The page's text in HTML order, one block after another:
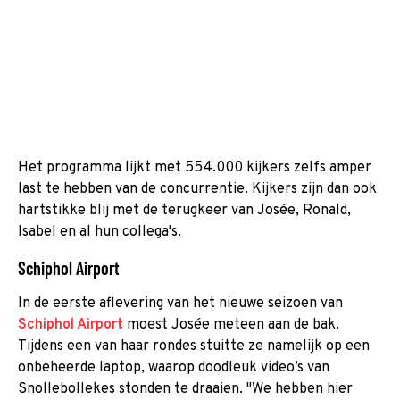
Het programma lijkt met 554.000 kijkers zelfs amper
last te hebben van de concurrentie. Kijkers zijn dan ook
hartstikke blij met de terugkeer van Josée, Ronald,
Isabel en al hun collega's.
Schiphol Airport
In de eerste aflevering van het nieuwe seizoen van
Schiphol Airport moest Josée meteen aan de bak.
Tijdens een van haar rondes stuitte ze namelijk op een
onbeheerde laptop, waarop doodleuk video’s van
Snollebollekes stonden te draaien. "We hebben hier